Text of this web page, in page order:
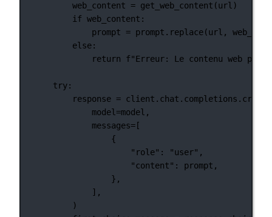
web_content = get_web_content(url)
if web_content:
prompt = prompt.replace(url,
else:
return
f"Erreur: Le contenu web pour
try:
response =
model=model,
messages=[
{
"role" : "user" ,
"content" : prompt,
},
],
)